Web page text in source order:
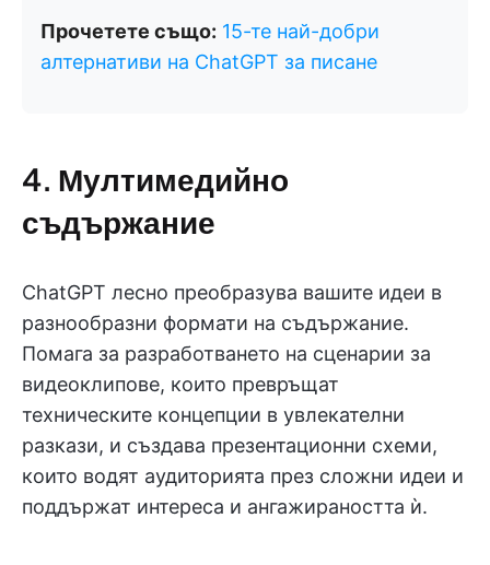
Прочетете също: 15-те най-добри
алтернативи на ChatGPT за писане
4. Мултимедийно
съдържание
ChatGPT лесно преобразува вашите идеи в
разнообразни формати на съдържание.
Помага за разработването на сценарии за
видеоклипове, които превръщат
техническите концепции в увлекателни
разкази, и създава презентационни схеми,
които водят аудиторията през сложни идеи и
поддържат интереса и ангажираността ѝ.